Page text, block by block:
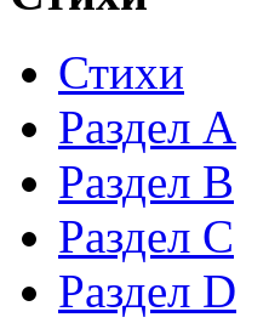
Стихи
Раздел А
Раздел B
Раздел С
Раздел D